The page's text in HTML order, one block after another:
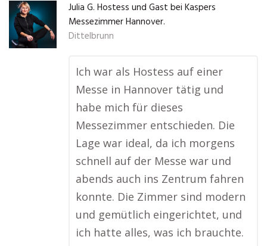
Julia G. Hostess und Gast bei Kaspers
Messezimmer Hannover.
Dittelbrunn
Ich war als Hostess auf einer
Messe in Hannover tätig und
habe mich für dieses
Messezimmer entschieden. Die
Lage war ideal, da ich morgens
schnell auf der Messe war und
abends auch ins Zentrum fahren
konnte. Die Zimmer sind modern
und gemütlich eingerichtet, und
ich hatte alles, was ich brauchte.